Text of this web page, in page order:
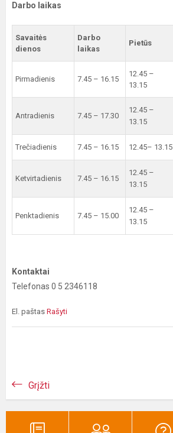
Darbo laikas
Savaitės
dienos
Darbo
laikas
Pietūs
Pirmadienis 7.45 – 16.15
12.45 –
13.15
Antradienis 7.45 – 17.30
12.45 –
13.15
Trečiadienis 7.45 – 16.15 12.45– 13.15
Ketvirtadienis 7.45 – 16.15
12.45 –
13.15
Penktadienis 7.45 – 15.00
12.45 –
13.15
Kontaktai
Telefonas 0 5 2346118
El. paštas Rašyti
Grįžti